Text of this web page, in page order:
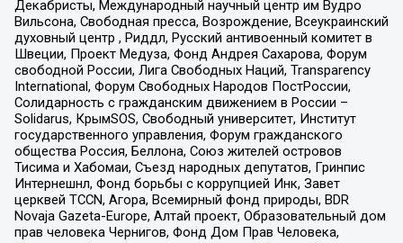
Декабристы, Международный научный центр им Вудро
Вильсона, Свободная пресса, Возрождение, Всеукраинский
духовный центр , Риддл, Русский антивоенный комитет в
Швеции, Проект Медуза, Фонд Андрея Сахарова, Форум
свободной России, Лига Свободных Наций, Transparеncy
International, Форум Свободных Народов ПостРоссии,
Солидарность с гражданским движением в России –
Solidarus, КрымSOS, Свободный университет, Институт
государственного управления, Форум гражданского
общества Россия, Беллона, Союз жителей островов
Тисима и Хабомаи, Съезд народных депутатов, Гринпис
Интернешнл, Фонд борьбы с коррупцией Инк, Завет
церквей TCCN, Агора, Всемирный фонд природы, BDR
Novaja Gazeta-Europe, Алтай проект, Образовательный дом
прав человека Чернигов, Фонд Дом Прав Человека,